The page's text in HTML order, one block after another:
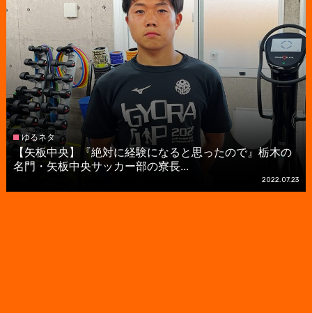
ゆるネタ
【矢板中央】『絶対に経験になると思ったので』栃木の
名門・矢板中央サッカー部の寮長...
2022.07.23